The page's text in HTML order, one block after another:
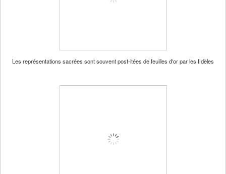
Les représentations sacrées sont souvent post-itées de feuilles d'or par les fidèles